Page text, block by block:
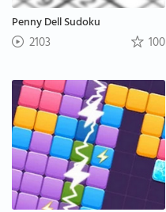
Penny Dell Sudoku
2103 100